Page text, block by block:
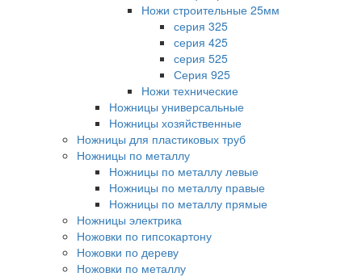
Ножи строительные 25мм
серия 325
серия 425
серия 525
Серия 925
Ножи технические
Ножницы универсальные
Ножницы хозяйственные
Ножницы для пластиковых труб
Ножницы по металлу
Ножницы по металлу левые
Ножницы по металлу правые
Ножницы по металлу прямые
Ножницы электрика
Ножовки по гипсокартону
Ножовки по дереву
Ножовки по металлу